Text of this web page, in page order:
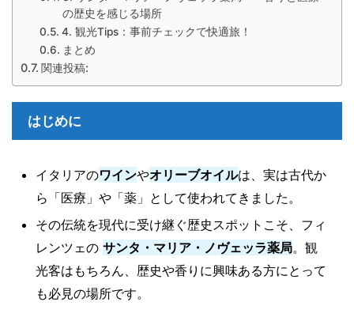
の歴史を感じる場所
4. 観光Tips：事前チェックで快適旅！
まとめ
関連投稿:
はじめに
イタリアのワインやオリーブオイルは、実は古代か
ら「医療」や「薬」として使われてきました。
その伝統を現代に受け継ぐ歴史スポットこそ、フィ
レンツェの サンタ・マリア・ノヴェッラ薬局。観
光客はもちろん、歴史や香りに興味ある方にとって
も必見の場所です。